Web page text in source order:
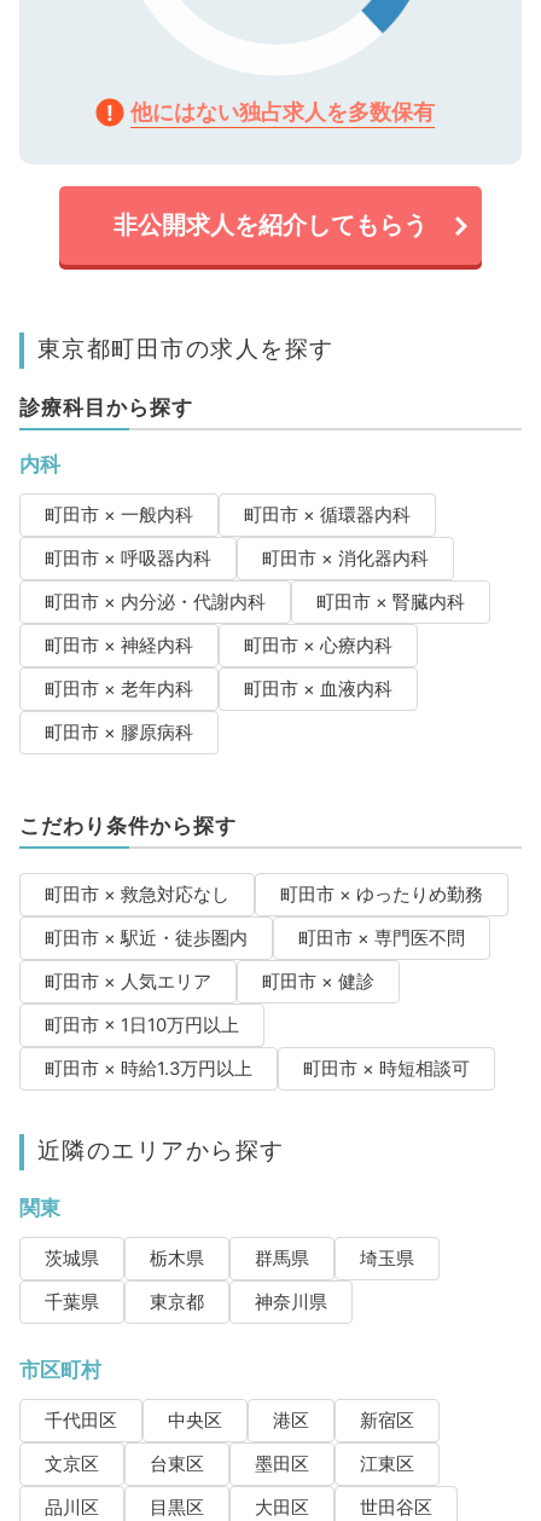
他にはない独占求人を多数保有
非公開求人を紹介してもらう
東京都町田市の求人を探す
診療科目から探す
内科
町田市 × 一般内科
町田市 × 循環器内科
町田市 × 呼吸器内科
町田市 × 消化器内科
町田市 × 内分泌・代謝内科
町田市 × 腎臓内科
町田市 × 神経内科
町田市 × 心療内科
町田市 × 老年内科
町田市 × 血液内科
町田市 × 膠原病科
こだわり条件から探す
町田市 × 救急対応なし
町田市 × ゆったりめ勤務
町田市 × 駅近・徒歩圏内
町田市 × 専門医不問
町田市 × 人気エリア
町田市 × 健診
町田市 × 1日10万円以上
町田市 × 時給1.3万円以上
町田市 × 時短相談可
近隣のエリアから探す
関東
茨城県 栃木県 群馬県
埼玉県
千葉県
東京都 神奈川県
市区町村
千代田区 中央区 港区
新宿区
文京区
台東区 墨田区
江東区
品川区
目黒区 大田区
世田谷区